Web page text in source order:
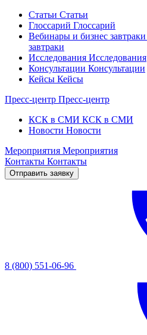
Статьи Статьи
Глоссарий Глоссарий
Вебинары и бизнес завтраки
завтраки
Исследования Исследования
Консультации Консультации
Кейсы Кейсы
Пресс-центр Пресс-центр
КСК в СМИ КСК в СМИ
Новости Новости
Мероприятия Мероприятия
Контакты Контакты
Отправить заявку
8 (800) 551-06-96